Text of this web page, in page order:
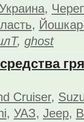
Украина,
,
, ghost
Cruiser,
, УАЗ, Jeep,